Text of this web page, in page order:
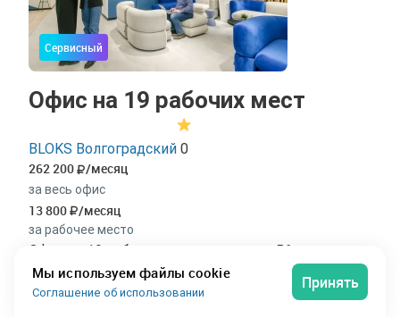
Сервисный
Офис на 19 рабочих мест
BLOKS Волгоградский 0
262 200 /месяц
за весь офис
13 800 /месяц
за рабочее место
Офис на 19 рабочих мест площадью 56 м² в
коворкинге «Blokvolgogradskaya» в Волгограде.
Просторное решение для большой команды от 19
Мы используем файлы cookie
Соглашение об использовании
Принять